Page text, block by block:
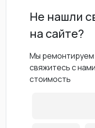
Не нашли
на сайте?
Мы
свяжитесь с
стоимость